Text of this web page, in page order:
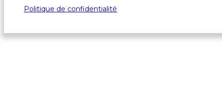
Politique de confidentialité